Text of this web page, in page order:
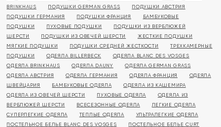
BRINKHAUS
ПОДУШКИ GERMAN GRASS
ПОДУШКИ АВСТРИЯ
ПОДУШКИ ГЕРМАНИЯ
ПОДУШКИ ФРАНЦИЯ
БАМБУКОВЫЕ
ПОДУШКИ
ПУХОВЫЕ ПОДУШКИ
ПОДУШКИ ИЗ ВЕРБЛЮЖЕЙ
ШЕРСТИ
ПОДУШКИ ИЗ ОВЕЧЕЙ ШЕРСТИ
ЖЕСТКИЕ ПОДУШКИ
МЯГКИЕ ПОДУШКИ
ПОДУШКИ СРЕДНЕЙ ЖЕСТКОСТИ
ТРЕХКАМЕРНЫЕ
ПОДУШКИ
ОДЕЯЛА BILLERBECK
ОДЕЯЛА BLANC DES VOSGES
ОДЕЯЛА BRINKHAUS
ОДЕЯЛА DAUNY
ОДЕЯЛА GERMAN GRASS
ОДЕЯЛА АВСТРИЯ
ОДЕЯЛА ГЕРМАНИЯ ОДЕЯЛА ФРАНЦИЯ
ОДЕЯЛА
ШВЕЙЦАРИЯ
БАМБУКОВЫЕ ОДЕЯЛА
ОДЕЯЛА ИЗ КАШЕМИРА
ОДЕЯЛА ИЗ ОВЕЧЕЙ ШЕРСТИ
ПУХОВЫЕ ОДЕЯЛА
ОДЕЯЛА ИЗ
ВЕРБЛЮЖЕЙ ШЕРСТИ
ВСЕСЕЗОННЫЕ ОДЕЯЛА
ЛЕГКИЕ ОДЕЯЛА
СУПЕРЛЕГКИЕ ОДЕЯЛА
ТЕПЛЫЕ ОДЕЯЛА
УЛЬТРАЛЕГКИЕ ОДЕЯЛА
ПОСТЕЛЬНОЕ БЕЛЬЕ BLANC DES VOSGES
ПОСТЕЛЬНОЕ БЕЛЬЕ CURT